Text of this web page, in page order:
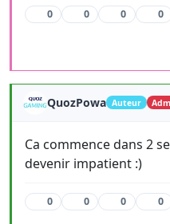
0 0 0 0
QuozPowa Auteur
Ca commence dans 2
devenir impatient :)
0 0 0 0